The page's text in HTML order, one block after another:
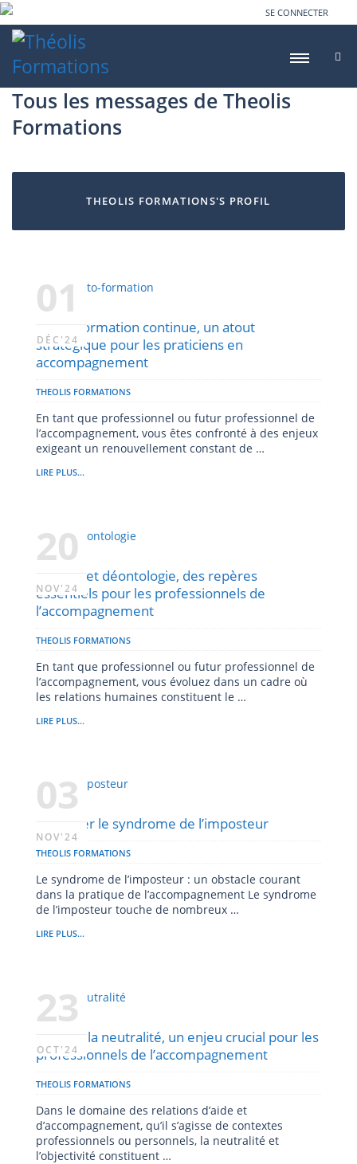
SE CONNECTER
Tous les messages de Theolis
Formations
THEOLIS FORMATIONS'S PROFIL
01
DÉC'24
L’auto-formation continue, un atout
stratégique pour les praticiens en
accompagnement
THEOLIS FORMATIONS
En tant que professionnel ou futur professionnel de
l’accompagnement, vous êtes confronté à des enjeux
exigeant un renouvellement constant de …
LIRE PLUS...
20
NOV'24
Éthique et déontologie, des repères
essentiels pour les professionnels de
l’accompagnement
THEOLIS FORMATIONS
En tant que professionnel ou futur professionnel de
l’accompagnement, vous évoluez dans un cadre où
les relations humaines constituent le …
LIRE PLUS...
03
NOV'24
Dépasser le syndrome de l’imposteur
THEOLIS FORMATIONS
Le syndrome de l’imposteur : un obstacle courant
dans la pratique de l’accompagnement Le syndrome
de l’imposteur touche de nombreux …
LIRE PLUS...
23
OCT'24
Cultiver la neutralité, un enjeu crucial pour les
professionnels de l’accompagnement
THEOLIS FORMATIONS
Dans le domaine des relations d’aide et
d’accompagnement, qu’il s’agisse de contextes
professionnels ou personnels, la neutralité et
l’objectivité constituent …